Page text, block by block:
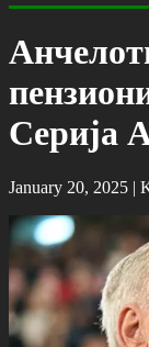
Серија
January 20, 2025 |